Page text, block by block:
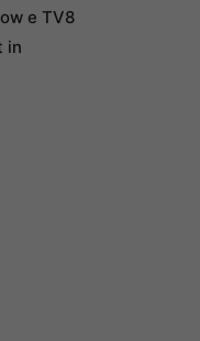
e TV8
in